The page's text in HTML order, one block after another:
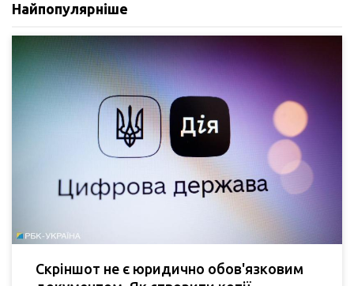
Найпопулярніше
Скріншот не є юридично обов'язковим